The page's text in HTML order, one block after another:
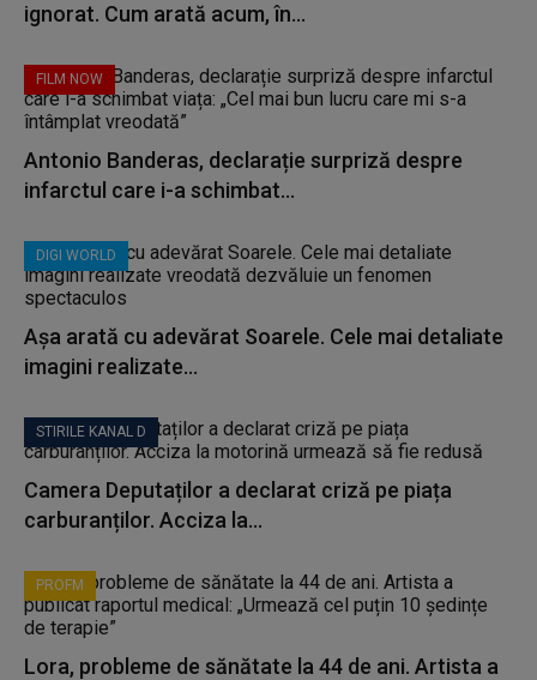
ignorat. Cum arată acum, în...
FILM NOW
Antonio Banderas, declarație surpriză despre
infarctul care i-a schimbat...
DIGI WORLD
Așa arată cu adevărat Soarele. Cele mai detaliate
imagini realizate...
STIRILE KANAL D
Camera Deputaților a declarat criză pe piața
carburanților. Acciza la...
PROFM
Lora, probleme de sănătate la 44 de ani. Artista a